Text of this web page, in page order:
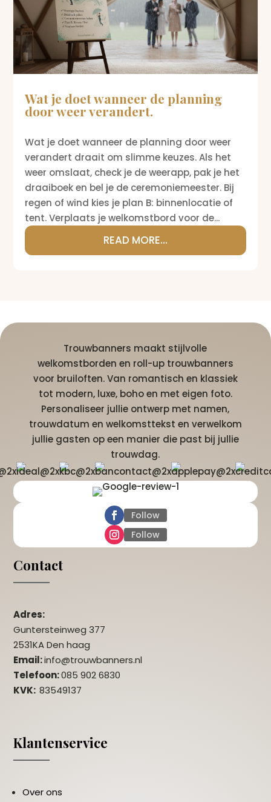
Wat je doet wanneer de planning
door weer verandert.
Wat je doet wanneer de planning door weer
verandert draait om slimme keuzes. Als het
weer omslaat, check je de weerapp, pak je het
draaiboek en bel je de ceremoniemeester. Bij
regen of wind kies je plan B: binnenlocatie of
tent. Verplaats je welkomstbord voor de...
READ MORE...
Trouwbanners maakt stijlvolle
welkomstborden en roll-up trouwbanners
voor bruiloften. Van romantisch en klassiek
tot modern, luxe, boho en met eigen foto.
Personaliseer jullie ontwerp met namen,
trouwdatum en welkomsttekst en verwelkom
jullie gasten op een manier die past bij jullie
trouwdag.
Follow
Follow
Contact
Adres:
Guntersteinweg 377
2531KA Den haag
Email:info@trouwbanners.nl
Telefoon:085 902 6830
KVK:83549137
Klantenservice
Over ons